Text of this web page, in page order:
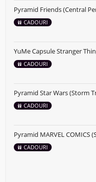
Pyramid Friends (Central
CADOURI
YuMe Capsule Stranger
CADOURI
Pyramid Star Wars (Storm
CADOURI
Pyramid MARVEL COMICS
CADOURI